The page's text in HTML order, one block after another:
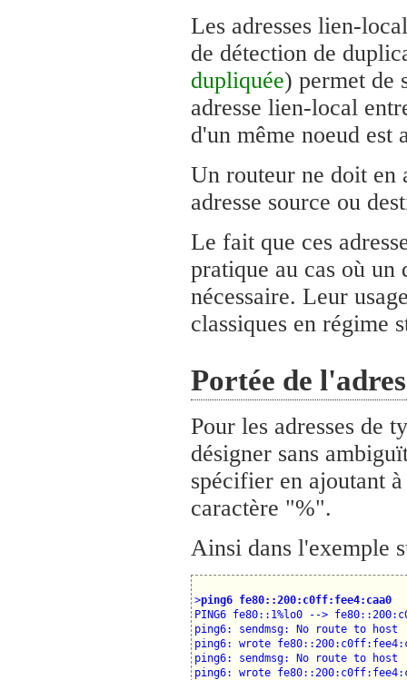
Les adresses lien-
de détection de
dupliquée) permet de
adresse lien-local
d'un même noeud est
Un routeur ne doit en
adresse source ou
Le fait que ces
pratique au cas où un
nécessaire. Leur
classiques en régime
Portée de
Pour les adresses de
désigner sans
spécifier en ajoutant
caractère "%".
Ainsi dans l'exemple
>ping6 fe80::200:c0ff:fee4:caa0
PING6 fe80::1%lo0 -->
ping6: sendmsg: No route to host
ping6: wrote
ping6: sendmsg: No route to host
ping6: wrote